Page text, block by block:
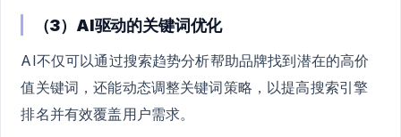
（3）AI驱动的关键词优化
AI不仅可以通过搜索趋势分析帮助品牌找到潜在的高价
值关键词，还能动态调整关键词策略，以提高搜索引擎
排名并有效覆盖用户需求。